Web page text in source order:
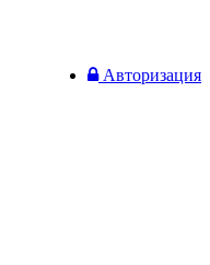
Авторизация